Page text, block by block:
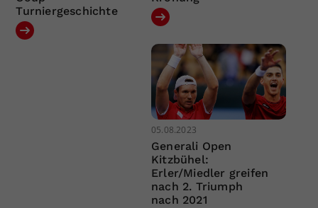
Turniergeschichte
05.08.2023
Generali Open
Kitzbühel:
Erler/Miedler greifen
nach 2. Triumph
nach 2021